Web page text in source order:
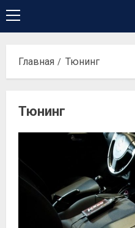
Основное
меню
Главная Тюнинг
Тюнинг